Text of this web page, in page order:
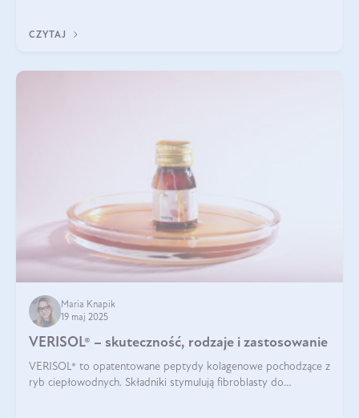
CZYTAJ
Maria Knapik
19 maj 2025
VERISOL® – skuteczność, rodzaje i zastosowanie
VERISOL® to opatentowane peptydy kolagenowe pochodzące z
ryb ciepłowodnych. Składniki stymulują fibroblasty do